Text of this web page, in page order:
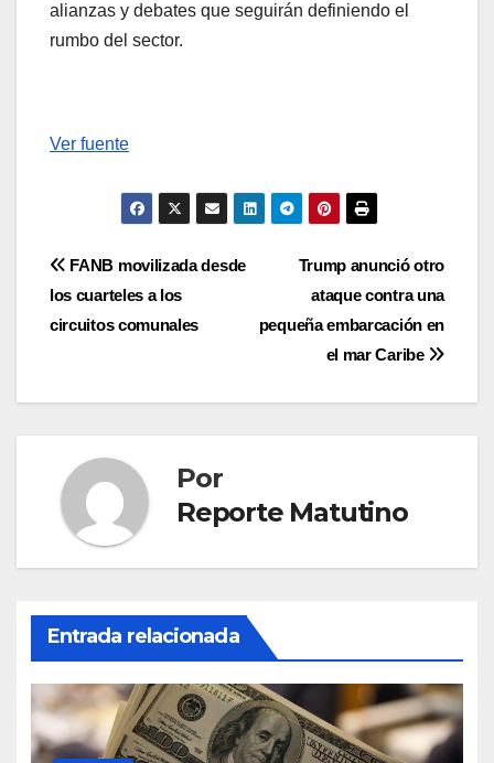
alianzas y debates que seguirán definiendo el
rumbo del sector.
Ver fuente
Navegación
de
Trump anunció otro
ataque contra una
pequeña embarcación en
el mar Caribe
FANB movilizada desde
los cuarteles a los
circuitos comunales
Por
Reporte Matutino
Entrada relacionada